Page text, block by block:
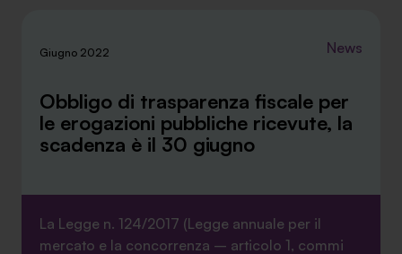
info@safinance.it
SA Finance Mediazione Creditizia Srl, società di mediazione creditizia iscritta
Giugno 2022 News
Obbligo di trasparenza fiscale per
le erogazioni pubbliche ricevute, la
scadenza è il 30 giugno
La Legge n. 124/2017 (Legge annuale per il
mercato e la concorrenza – articolo 1, commi